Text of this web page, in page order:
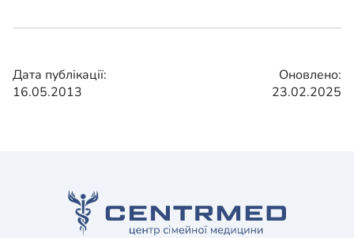
Дата публікації:
16.05.2013
Оновлено:
23.02.2025